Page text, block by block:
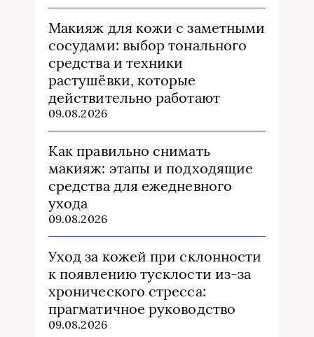
Макияж для кожи с заметными
сосудами: выбор тонального
средства и техники
растушёвки, которые
действительно работают
09.08.2026
Как правильно снимать
макияж: этапы и подходящие
средства для ежедневного
ухода
09.08.2026
Уход за кожей при склонности
к появлению тусклости из‑за
хронического стресса:
прагматичное руководство
09.08.2026